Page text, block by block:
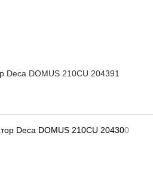
DOMUS 210CU 204391